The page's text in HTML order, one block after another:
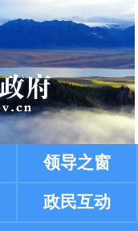
领导之窗
政民互动